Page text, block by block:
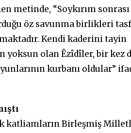
metinde, “Soykırım
öz savunma birlikleri
Kendi kaderini tayin
yoksun olan Êzîdîler, bir kez
kurbanı oldular”
katliamların Birleşmiş